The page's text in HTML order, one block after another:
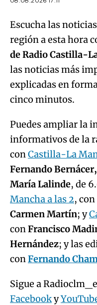
Escucha las
región a esta hora
de Radio Castilla-
las noticias más
explicadas en
cinco minutos.
Puedes ampliar la
informativos de la
conCastilla-La
Fernando
María Lalinde, de
Mancha a las 2, con
Carmen Martín; y
conFrancisco
Hernández; y las
conFernando
Sigue a
Facebooky